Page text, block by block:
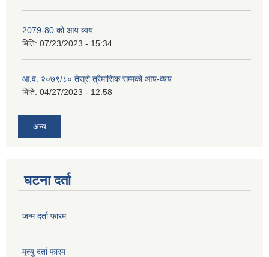
2079-80 को आय व्यय
मिति: 07/23/2023 - 15:34
आ.व. २०७९/८० तेस्रो त्रैमासिक सम्मको आय-व्यय
मिति: 04/27/2023 - 12:58
अन्य
घटना दर्ता
जन्म दर्ता फारम
मृत्यु दर्ता फारम